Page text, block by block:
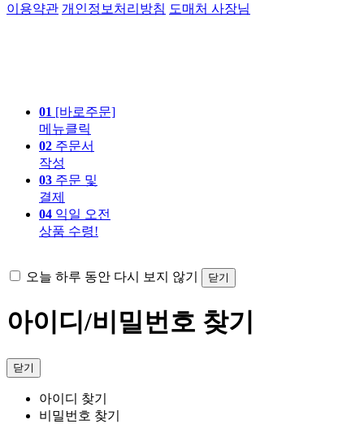
이용약관 개인정보처리방침 도매처 사장님
01 [바로주문]
메뉴클릭
02 주문서
작성
03 주문 및
결제
04 익일 오전
상품 수령!
오늘 하루 동안 다시 보지 않기 닫기
아이디/비밀번호 찾기
닫기
아이디 찾기
비밀번호 찾기